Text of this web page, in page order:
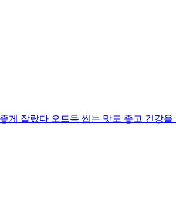
잘랐다 오드득 씹는 맛도 좋고 건강